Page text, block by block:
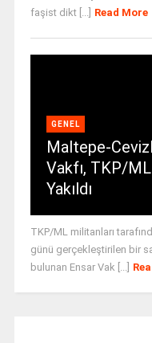
faşist dikt [...] Read More
GENEL
Maltepe-
Vakfı, TKP/
Yakıldı
TKP/ML militanları
günü gerçekleştirilen bir
bulunan Ensar Vak [...]